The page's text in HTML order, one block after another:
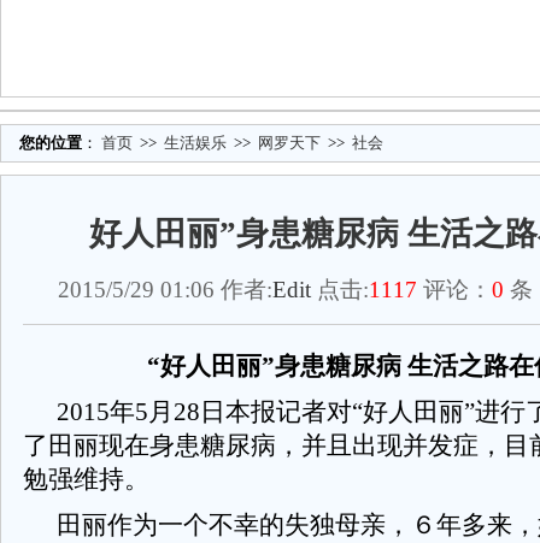
您的位置 ： 首页 >> 生活娱乐 >> 网罗天下 >> 社会
好人田丽”身患糖尿病 生活之
2015/5/29 01:06 作者:Edit 点击:1117 评论： 0 条
“好人田丽”身患糖尿病 生活之路
2015年5月28日本报记者对“好人田丽”进行
了田丽现在身患糖尿病，并且出现并发症，目
勉强维持。
田丽作为一个不幸的失独母亲，６年多来